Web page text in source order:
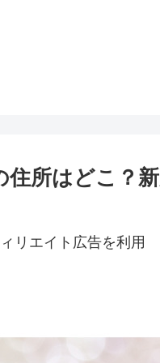
住所はどこ？
リエイト広告を利用